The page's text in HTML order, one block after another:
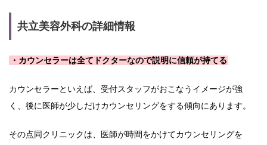
共立美容外科の詳細情報
・カウンセラーは全てドクターなので説明に信頼が持てる
カウンセラーといえば、受付スタッフがおこなうイメージが強
く、後に医師が少しだけカウンセリングをする傾向にあります。
その点同クリニックは、医師が時間をかけてカウンセリングを